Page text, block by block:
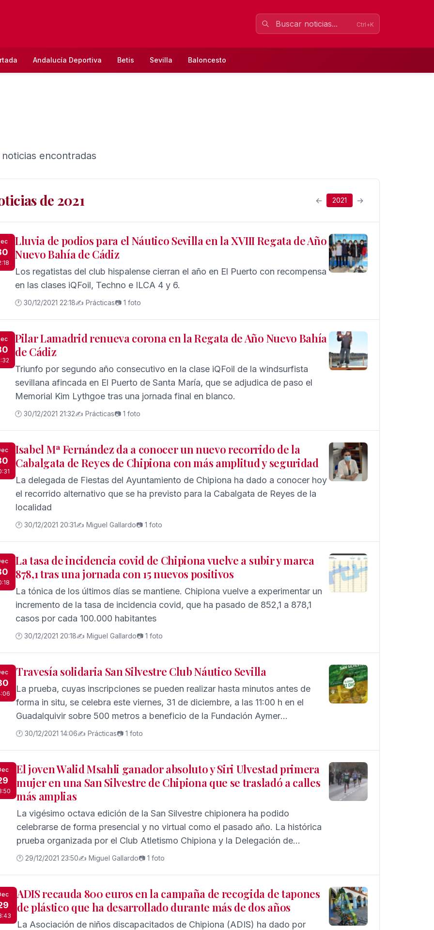
Ctrl+K
Andalucía Deportiva Betis Sevilla Baloncesto
encontradas
de 2021 ← 2021 →
Lluvia de podios para el Náutico Sevilla en la XVIII Regata de Año
Nuevo Bahía de Cádiz
Los regatistas del club hispalense cierran el año en El Puerto con recompensa
en las clases iQFoil, Techno e ILCA 4 y 6.
🕐 30/12/2021 22:18✍️ Prácticas📷 1 foto
Pilar Lamadrid renueva corona en la Regata de Año Nuevo Bahía
de Cádiz
Triunfo por segundo año consecutivo en la clase iQFoil de la windsurfista
sevillana afincada en El Puerto de Santa María, que se adjudica de paso el
Memorial Kim Lythgoe tras una jornada final en blanco.
🕐 30/12/2021 21:32✍️ Prácticas📷 1 foto
Isabel Mª Fernández da a conocer un nuevo recorrido de la
Cabalgata de Reyes de Chipiona con más amplitud y seguridad
La delegada de Fiestas del Ayuntamiento de Chipiona ha dado a conocer hoy
el recorrido alternativo que se ha previsto para la Cabalgata de Reyes de la
localidad
🕐 30/12/2021 20:31✍️ Miguel Gallardo📷 1 foto
La tasa de incidencia covid de Chipiona vuelve a subir y marca
878,1 tras una jornada con 15 nuevos positivos
La tónica de los últimos días se mantiene. Chipiona vuelve a experimentar un
incremento de la tasa de incidencia covid, que ha pasado de 852,1 a 878,1
casos por cada 100.000 habitantes
🕐 30/12/2021 20:18✍️ Miguel Gallardo📷 1 foto
Travesía solidaria San Silvestre Club Náutico Sevilla
La prueba, cuyas inscripciones se pueden realizar hasta minutos antes de
forma in situ, se celebra este viernes, 31 de diciembre, a las 11:00 h en el
Guadalquivir sobre 500 metros a beneficio de la Fundación Aymer
(Congregación Sagrados Corazones) para un proyecto en Mozambique.
🕐 30/12/2021 14:06✍️ Prácticas📷 1 foto
El joven Walid Msahli ganador absoluto y Siri Ulvestad primera
mujer en una San Silvestre de Chipiona que se trasladó a calles
más amplias
La vigésimo octava edición de la San Silvestre chipionera ha podido
celebrarse de forma presencial y no virtual como el pasado año. La histórica
prueba organizada por el Club Atletismo Chipiona y la Delegación de
Deportes del Ayuntamiento de Chipiona, en la que participaron 134
🕐 29/12/2021 23:50✍️ Miguel Gallardo📷 1 foto
ADIS recauda 800 euros en la campaña de recogida de tapones
de plástico que ha desarrollado durante más de dos años
La Asociación de niños discapacitados de Chipiona (ADIS) ha dado por